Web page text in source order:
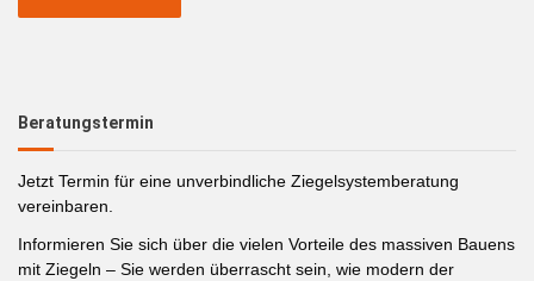
Beratungstermin
Jetzt Termin für eine unverbindliche Ziegelsystemberatung
vereinbaren.
Informieren Sie sich über die vielen Vorteile des massiven Bauens
mit Ziegeln – Sie werden überrascht sein, wie modern der